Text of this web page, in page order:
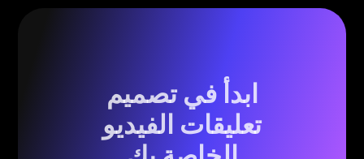
ابدأ في تصميم
تعليقات الفيديو